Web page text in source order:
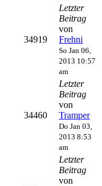
34919
Letzter
Beitrag
von
Frehni
So Jan 06,
2013 10:57
am
34460
Letzter
Beitrag
von
Tramper
Do Jan 03,
2013 8:53
am
Letzter
Beitrag
von